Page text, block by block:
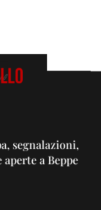
segnalazioni,
a Beppe